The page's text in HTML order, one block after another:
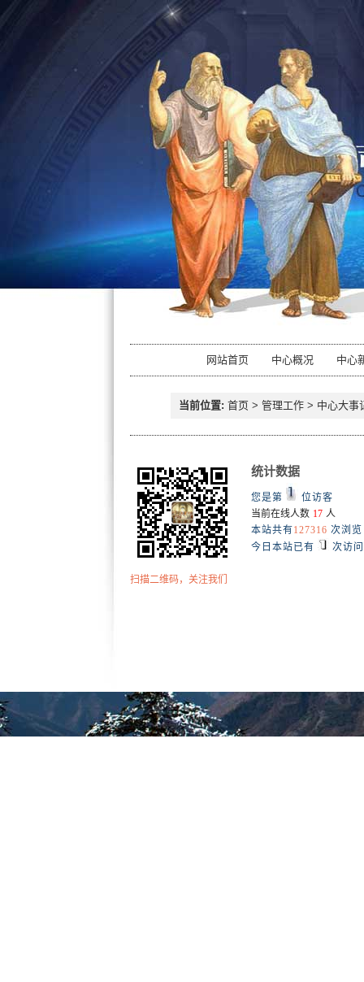
网站首页 中心概况 中心
当前位置: 首页 > 管理工作 > 中心大事
扫描二维码，关注我们
统计数据
您是第
位访客
当前在线人数 17 人
本站共有127316 次浏览
今日本站已有
次访问